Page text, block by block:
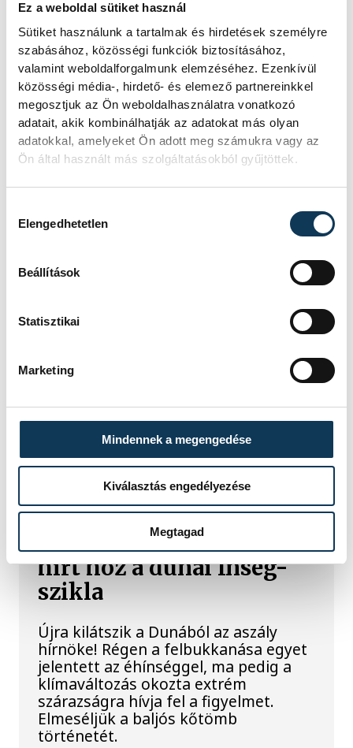
Ez a weboldal sütiket használ
Sütiket használunk a tartalmak és hirdetések személyre
szabásához, közösségi funkciók biztosításához,
valamint weboldalforgalmunk elemzéséhez. Ezenkívül
közösségi média-, hirdető- és elemező partnereinkkel
megosztjuk az Ön weboldalhasználatra vonatkozó
adatait, akik kombinálhatják az adatokat más olyan
adatokkal, amelyeket Ön adott meg számukra vagy az
Ön által használt más szolgáltatásokból gyűjtöttek.
Elengedhetetlen
Beállítások
Statisztikai
Marketing
Mindennek a megengedése
Kiválasztás engedélyezése
Megtagad
Valami óriási csapódott a
Holdba ma reggel
Rendhagyó esemény zajlott le kedden
reggel. Magyar idő szerint 8:35 körül
a Hold felszínébe csapódott a SpaceX
egyik Falcon–9 rakétájának felső
fokozata. A becsapódást a Földről
szabad szemmel nem lehetett látni, a
szakemberek azonban távcsövekkel
Rekordok Európában –
legforróbb, Angliában
Rá sem ismerünk Európára,
hőség. Magyarország a legforróbb
országok közé került, miközben az
Egyesült Királyságban olyan száraz
júliust mértek, amilyenre 155 éve nem
volt példa.
A múltban és ma is rossz
hírt hoz a dunai Ínség-
szikla
Újra kilátszik a Dunából az aszály
hírnöke! Régen a felbukkanása egyet
jelentett az éhínséggel, ma pedig a
klímaváltozás okozta extrém
szárazságra hívja fel a figyelmet.
Elmeséljük a baljós kőtömb
történetét.